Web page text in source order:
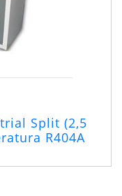
Split (2,5
R404A